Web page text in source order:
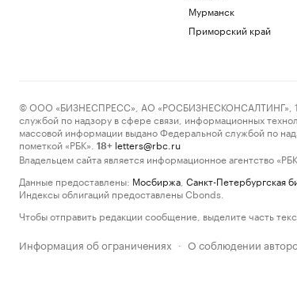
Мурманск
Приморский край
© ООО «БИЗНЕСПРЕСС», АО «РОСБИЗНЕСКОНСАЛТИНГ»,
службой по надзору в сфере связи, информационных
массовой информации выдано Федеральной службой по
пометкой «РБК».
18+ letters@rbc.ru
Владельцем сайта является информационное агентство
Данные предоставлены: Мосбиржа Санкт-Петербургская
Индексы облигаций предоставлены Cbonds.
Чтобы отправить редакции сообщение, выделите часть
Информация об ограничениях · О соблюдении